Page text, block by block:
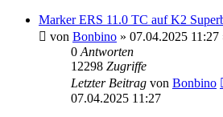
Marker ERS 11.0 TC auf K2
von Bonbino » 07.04.2025 11:27
0 Antworten
12298 Zugriffe
Letzter Beitrag von Bonbino
07.04.2025 11:27